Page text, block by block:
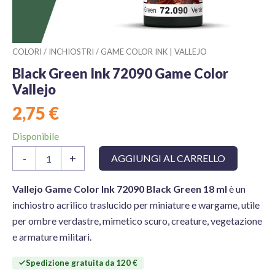
COLORI / INCHIOSTRI / GAME COLOR INK | VALLEJO
Black Green Ink 72090 Game Color
Vallejo
2,75 €
Disponibile
-
Green
72090
Game
Vallejo
quantità
+ AGGIUNGI AL CARRELLO
Vallejo Game Color Ink 72090 Black Green 18 ml è un
inchiostro acrilico traslucido per miniature e wargame, utile
per ombre verdastre, mimetico scuro, creature, vegetazione
e armature militari.
Spedizione gratuita da 120 €